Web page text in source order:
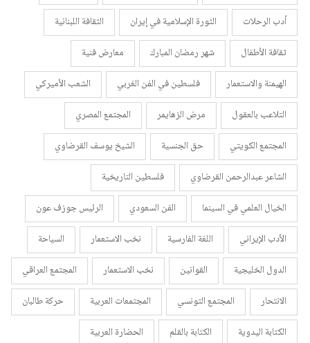
أدب الرحلات
الثورة الإسلامية في إيران
الثقافة اللبنانية
ثقافة الأطفال
شهر رمضان المبارك
معارض فنية
الهيمنة والاستعمار
فلسطين في الفن الغربي
الشعب الأميركي
التلاعب بالعقول
مرض الزهايمر
المجتمع المصري
المجتمع الكويتي
حق الجنسية
الشيخ يوسف القرضاوي
الشاعر عبدالرحمن القرضاوي
فلسطين التاريخية
الخيال العلمي في السينما
الفن السعودي
الرئيس جوزف عون
الأدب الإيراني
اللغة الفارسية نخب الاستعمار
السياحة
الدول الخليجية
القوانين نخب الاستعمار
المجتمع العراقي
الانتحار
المجتمع التونسي المجتمعات العربية
حركة طالبان
الكتابة اليدوية
الكتابة بالقلم
الحضارة العربية